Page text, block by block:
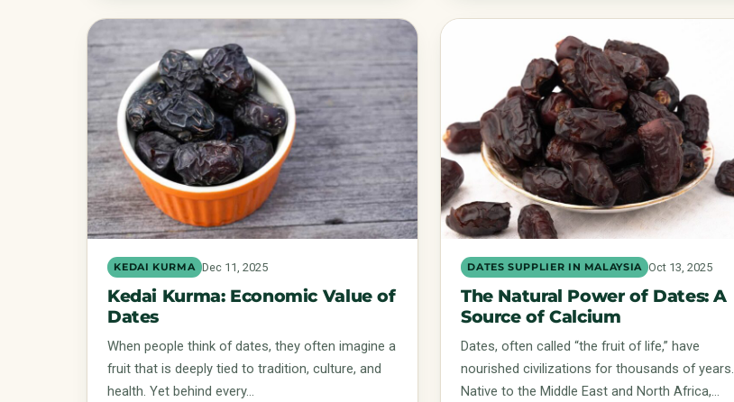
KEDAI KURMA Dec 11, 2025
Kedai Kurma: Economic Value of
Dates
When people think of dates, they often imagine a
fruit that is deeply tied to tradition, culture, and
health. Yet behind every…
DATES SUPPLIER IN MALAYSIA Oct 13, 2025
The Natural Power of Dates: A
Source of Calcium
Dates, often called “the fruit of life,” have
nourished civilizations for thousands of years.
Native to the Middle East and North Africa,…